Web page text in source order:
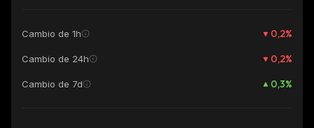
Cambio de 1h 0,2%
Cambio de 24h 0,2%
Cambio de 7d 0,3%